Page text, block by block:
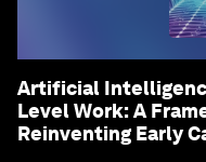
Artificial
Level Work: A
Reinventing Early